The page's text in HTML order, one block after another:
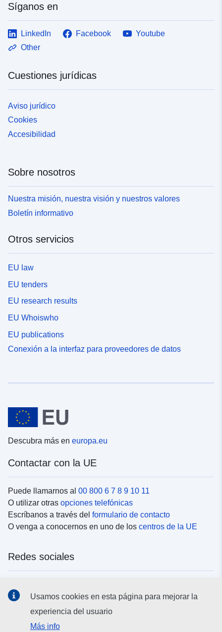
Síganos en
LinkedIn Facebook
Youtube
Other
Cuestiones jurídicas
Aviso jurídico
Cookies
Accesibilidad
Sobre nosotros
Nuestra misión, nuestra visión y nuestros valores
Boletín informativo
Otros servicios
EU law
EU tenders
EU research results
EU Whoiswho
EU publications
Conexión a la interfaz para proveedores de datos
Descubra más en europa.eu
Contactar con la UE
Puede llamarnos al 00 800 6 7 8 9 10 11
O utilizar otras opciones telefónicas
Escríbanos a través del formulario de contacto
O venga a conocernos en uno de los centros de la UE
Redes sociales
Instituciones y organismos de la UE
Usamos cookies en esta página para mejorar la
experiencia del usuario
Más info